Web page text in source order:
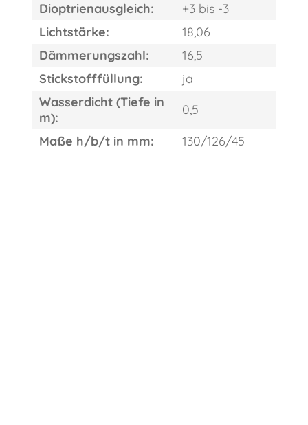
Dioptrienausgleich:
+3 bis -3
Lichtstärke:
18,06
Dämmerungszahl:
16,5
Stickstofffüllung:
ja
Wasserdicht (Tiefe in
m):
0,5
Maße h/b/t in mm:
130/126/45